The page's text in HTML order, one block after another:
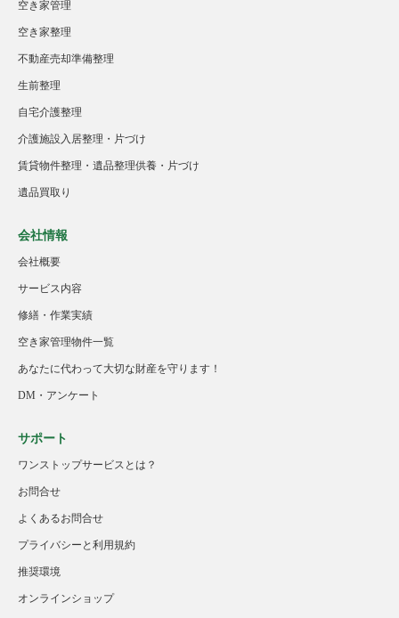
空き家管理
空き家整理
不動産売却準備整理
生前整理
自宅介護整理
介護施設入居整理・片づけ
賃貸物件整理・遺品整理供養・片づけ
遺品買取り
会社情報
会社概要
サービス内容
修繕・作業実績
空き家管理物件一覧
あなたに代わって大切な財産を守ります！
DM・アンケート
サポート
ワンストップサービスとは？
お問合せ
よくあるお問合せ
プライバシーと利用規約
推奨環境
オンラインショップ